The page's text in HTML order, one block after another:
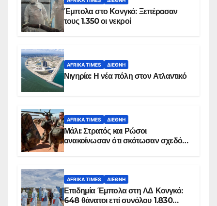
Έμπολα στο Κονγκό: Ξεπέρασαν
τους 1.350 οι νεκροί
AFRIKA TIMES ΔΙΕΘΝΉ
Νιγηρία: Η νέα πόλη στον Ατλαντικό
AFRIKA TIMES ΔΙΕΘΝΉ
Μάλι: Στρατός και Ρώσοι
ανακοίνωσαν ότι σκότωσαν σχεδόν
AFRIKA TIMES ΔΙΕΘΝΉ
Επιδημία Έμπολα στη ΛΔ Κονγκό:
648 θάνατοι επί συνόλου 1.830